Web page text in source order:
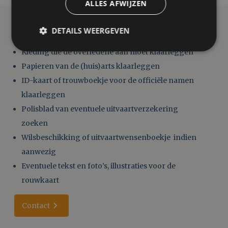
Wat u zelf alvast zou kunnen doen
Kleding die de overledene aan moet klaarleggen
Papieren van de (huis)arts klaarleggen
ID-kaart of trouwboekje voor de officiële namen
klaarleggen
Polisblad van eventuele uitvaartverzekering
zoeken
Wilsbeschikking of uitvaartwensenboekje indien
aanwezig
Eventuele tekst en foto’s, illustraties voor de
rouwkaart
Contact
ALLES AFWIJZEN
DETAILS WEERGEVEN